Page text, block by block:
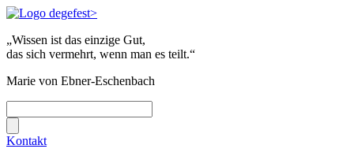
„Wissen ist das einzige Gut,
das sich vermehrt, wenn man es teilt.“
Marie von Ebner-Eschenbach
Kontakt